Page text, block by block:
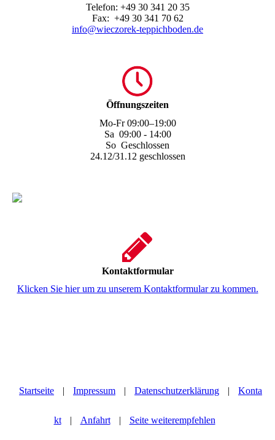
Telefon: +49 30 341 20 35
Fax: +49 30 341 70 62
info@wieczorek-teppichboden.de
Öffnungszeiten
Mo-Fr09:00–19:00
Sa 09:00 - 14:00
So Geschlossen
24.12/31.12 geschlossen
Kontaktformular
Klicken Sie hier um zu unserem Kontaktformular zu kommen.
Startseite | Impressum | Datenschutzerklärung | Konta
kt | Anfahrt | Seite weiterempfehlen